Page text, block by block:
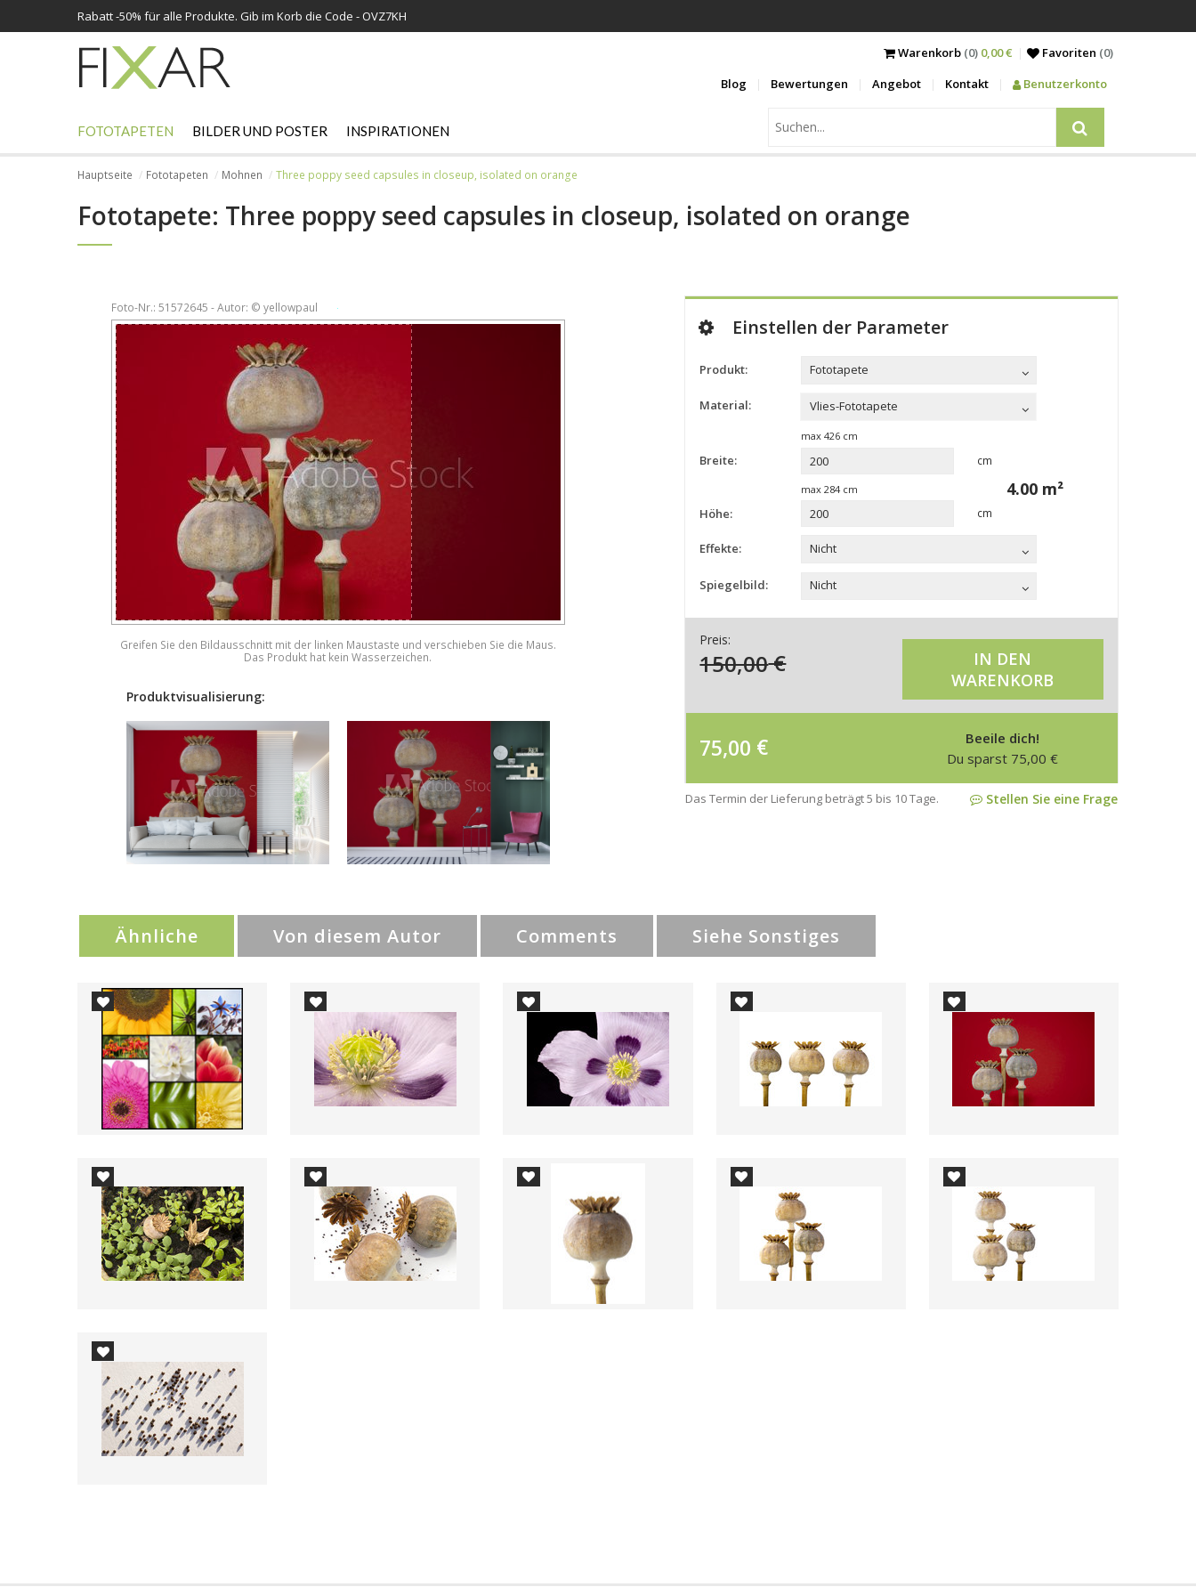
Rabatt -50% für alle Produkte. Gib im Korb die Code - OVZ7KH
Warenkorb(0) 0,00 € Favoriten (0)
Blog
Bewertungen Angebot Kontakt Benutzerkonto
FOTOTAPETEN BILDER UND POSTER INSPIRATIONEN
Hauptseite Fototapeten Mohnen Three poppy seed capsules in closeup, isolated on orange
Fototapete: Three poppy seed capsules in closeup, isolated on orange
Foto-Nr.: 51572645 - Autor: © yellowpaul
Greifen Sie den Bildausschnitt mit der linken Maustaste und verschieben Sie die Maus.
Das Produkt hat kein Wasserzeichen.
Produktvisualisierung:
Einstellen der Parameter
Produkt: Fototapete
Material: Vlies-Fototapete
max 426cm
Breite: cm
max 284cm
Höhe: cm
4.00 m²
Effekte: Nicht
Spiegelbild: Nicht
Preis:
150,00€
IN DEN
WARENKORB
75,00 €
Beeile dich!
Du sparst 75,00 €
Das Termin der Lieferung beträgt 5 bis 10 Tage. Stellen Sie eine Frage
Ähnliche Von diesem Autor Comments Siehe Sonstiges